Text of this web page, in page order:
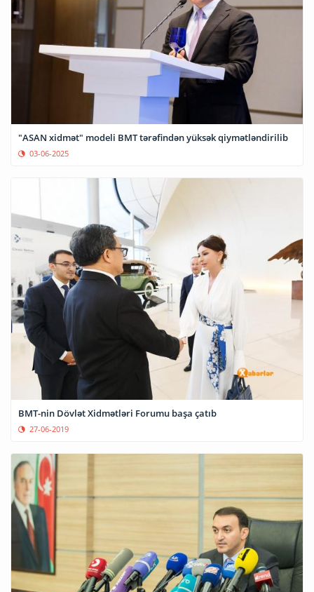
"ASAN xidmət" modeli BMT tərəfindən yüksək qiymətləndirilib
03-06-2025
BMT-nin Dövlət Xidmətləri Forumu başa çatıb
27-06-2019